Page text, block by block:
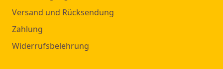
Versand und Rücksendung
Zahlung
Widerrufsbelehrung